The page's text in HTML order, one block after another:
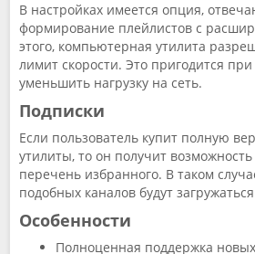
В настройках имеется опция,
формирование плейлистов с
этого, компьютерная утилита
лимит скорости. Это пригодится
уменьшить нагрузку на сеть.
Подписки
Если пользователь купит полную
утилиты, то он получит
перечень избранного. В таком
подобных каналов будут
Особенности
Полноценная поддержка